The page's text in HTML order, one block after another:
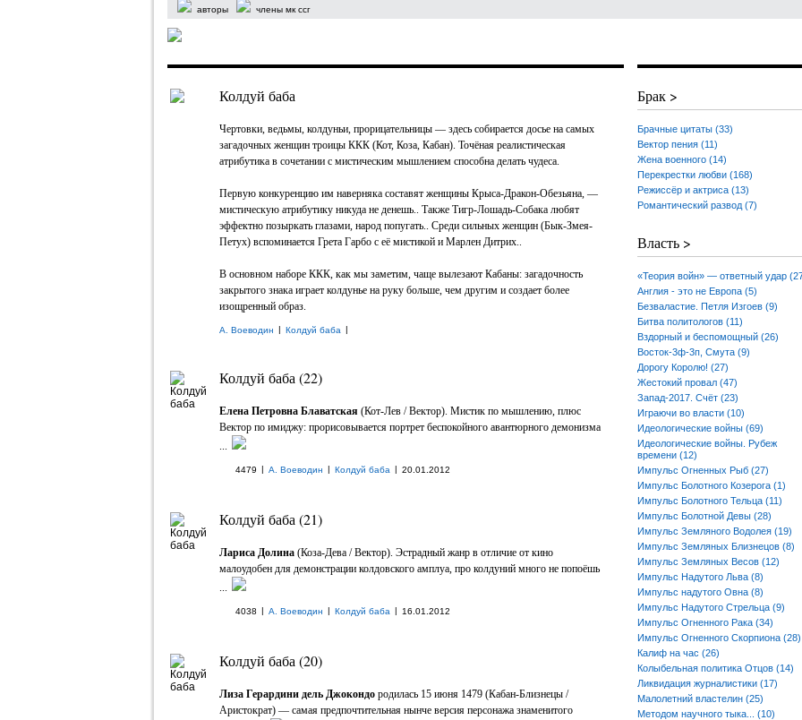
авторы члены мк ссг
Колдуй баба
Чертовки, ведьмы, колдуньи, прорицательницы — здесь собирается досье на самых
загадочных женщин троицы ККК (Кот, Коза, Кабан). Точёная реалистическая
атрибутика в сочетании с мистическим мышлением способна делать чудеса.
Первую конкуренцию им наверняка составят женщины Крыса-Дракон-Обезьяна, —
мистическую атрибутику никуда не денешь.. Также Тигр-Лошадь-Собака любят
эффектно позыркать глазами, народ попугать.. Среди сильных женщин (Бык-Змея-
Петух) вспоминается Грета Гарбо с её мистикой и Марлен Дитрих..
В основном наборе ККК, как мы заметим, чаще вылезают Кабаны: загадочность
закрытого знака играет колдунье на руку больше, чем другим и создает более
изощренный образ.
А. Воеводин | Колдуй баба |
Колдуй баба (22)
Елена Петровна Блаватская (Кот-Лев / Вектор). Мистик по мышлению, плюс
Вектор по имиджу: прорисовывается портрет беспокойного авантюрного демонизма
...
4479 | А. Воеводин | Колдуй баба | 20.01.2012
Колдуй баба (21)
Лариса Долина (Коза-Дева / Вектор). Эстрадный жанр в отличие от кино
малоудобен для демонстрации колдовского амплуа, про колдуний много не попоёшь
...
4038 | А. Воеводин | Колдуй баба | 16.01.2012
Колдуй баба (20)
Лиза Герардини дель Джокондо родилась 15 июня 1479 (Кабан-Близнецы /
Аристократ) — самая предпочтительная нынче версия персонажа знаменитого
Брак >
Брачные цитаты (33)
Вектор пения (11)
Жена военного (14)
Перекрестки любви (168)
Режиссёр и актриса (13)
Романтический развод (7)
Власть >
«Теория войн» — ответный удар
Англия - это не Европа (5)
Безваластие. Петля Изгоев (9)
Битва политологов (11)
Вздорный и беспомощный (26)
Восток-3ф-3п, Смута (9)
Дорогу Королю! (27)
Жестокий провал (47)
Запад-2017. Счёт (23)
Играючи во власти (10)
Идеологические войны (69)
Идеологические войны. Рубеж
времени (12)
Импульс Огненных Рыб (27)
Импульс Болотного Козерога (1)
Импульс Болотного Тельца (11)
Импульс Болотной Девы (28)
Импульс Земляного Водолея (19)
Импульс Земляных Близнецов (8)
Импульс Земляных Весов (12)
Импульс Надутого Льва (8)
Импульс надутого Овна (8)
Импульс Надутого Стрельца (9)
Импульс Огненного Рака (34)
Импульс Огненного Скорпиона (28)
Калиф на час (26)
Колыбельная политика Отцов (14)
Ликвидация журналистики (17)
Малолетний властелин (25)
Методом научного тыка... (10)